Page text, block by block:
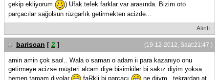
çekip ekliyorum
) Ufak tefek farklar var arasında. Bizim oto
parçacılar sağolsun rüzgarlık getirmekten acizde...
Alıntı
(19-12-2012, Saat:21:47 )
bariscan [ 2 ]
amin amin çok saol.. Wala o saman o adam ii para kazanıyo onu
getirmeye acizse müşteri alcam diye bisimkiler bi sakız diyim yoksa
hemen tamam diyolar.
faRkli bi parçacı. ne diiym.. tekrardan at